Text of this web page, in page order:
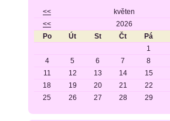
<< květen
<<
2026
Po
Út St Čt Pá
1
4
5 6 7 8
11
12 13 14 15
18
19 20 21 22
25
26 27 28 29